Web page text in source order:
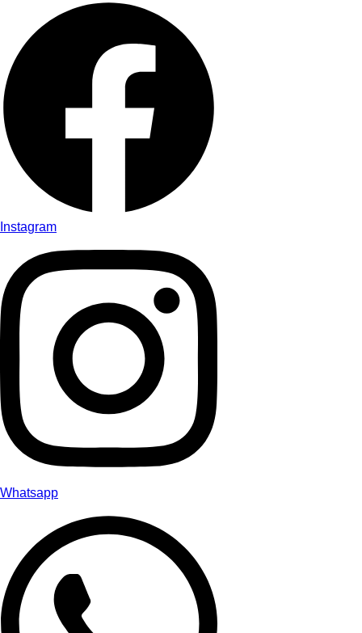
Instagram
Whatsapp